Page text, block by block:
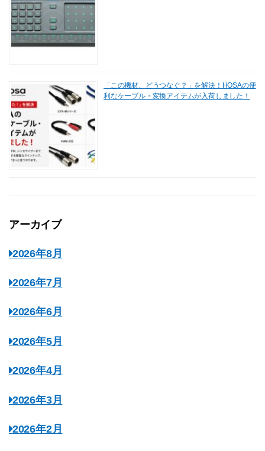
「この機材、どうつなぐ？」を解決！HOSAの便
利なケーブル・変換アイテムが入荷しました！
アーカイブ
2026年8月
2026年7月
2026年6月
2026年5月
2026年4月
2026年3月
2026年2月